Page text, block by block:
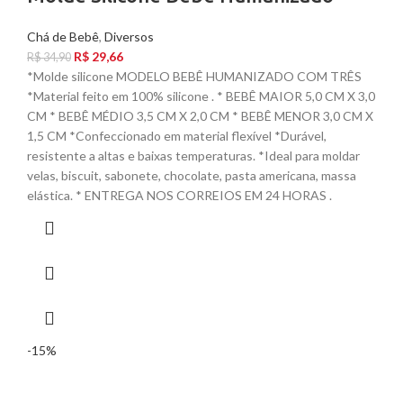
Chá de Bebê, Diversos
R$34,90 R$ 29,66
*Molde silicone MODELO BEBÊ HUMANIZADO COM TRÊS
*Material feito em 100% silicone . * BEBÊ MAIOR 5,0 CM X 3,0
CM * BEBÊ MÉDIO 3,5 CM X 2,0 CM * BEBÊ MENOR 3,0 CM X
1,5 CM *Confeccionado em material flexível *Durável,
resistente a altas e baixas temperaturas. *Ideal para moldar
velas, biscuit, sabonete, chocolate, pasta americana, massa
elástica. * ENTREGA NOS CORREIOS EM 24 HORAS .
-15%